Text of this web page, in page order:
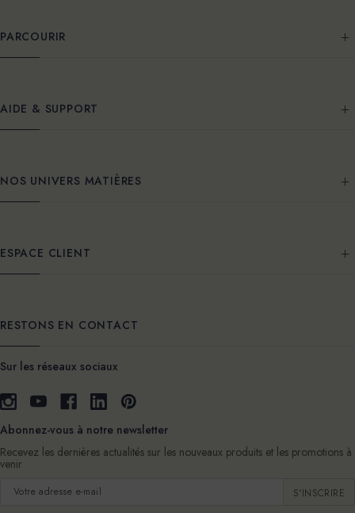
PARCOURIR
AIDE & SUPPORT
NOS UNIVERS MATIÈRES
ESPACE CLIENT
RESTONS EN CONTACT
Sur les réseaux sociaux
Abonnez-vous à notre newsletter
Recevez les dernières actualités sur les nouveaux produits et les promotions à
venir
Adresse